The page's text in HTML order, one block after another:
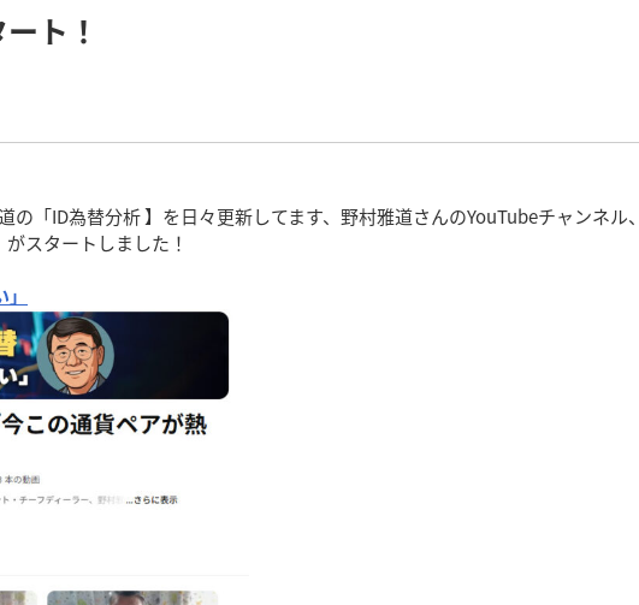
ト！
の「ID為替分析 】を日々更新してます、野村雅道さんのYouTubeチャンネル
スタートしました！